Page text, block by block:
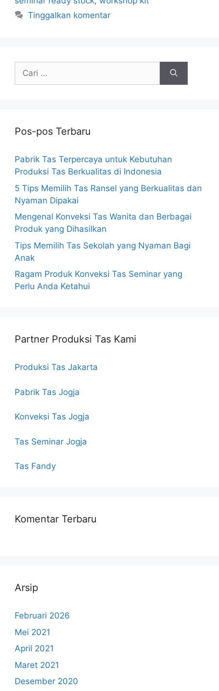
Tinggalkan komentar
Cari
Pos-pos Terbaru
Pabrik Tas Terpercaya untuk Kebutuhan
Produksi Tas Berkualitas di Indonesia
5 Tips Memilih Tas Ransel yang Berkualitas dan
Nyaman Dipakai
Mengenal Konveksi Tas Wanita dan Berbagai
Produk yang Dihasilkan
Tips Memilih Tas Sekolah yang Nyaman Bagi
Anak
Ragam Produk Konveksi Tas Seminar yang
Perlu Anda Ketahui
Partner Produksi Tas Kami
Produksi Tas Jakarta
Pabrik Tas Jogja
Konveksi Tas Jogja
Tas Seminar Jogja
Tas Fandy
Komentar Terbaru
Arsip
Februari 2026
Mei 2021
April 2021
Maret 2021
Desember 2020